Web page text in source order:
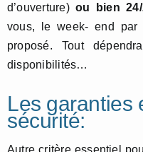
d’ouverture)ou bien
vous, le week- end par
proposé. Tout
disponibilités…
Les garanties
sécurité: